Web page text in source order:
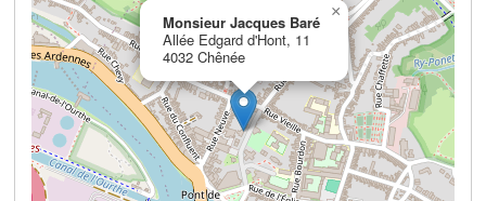
Monsieur Jacques Baré
Allée Edgard d'Hont, 11
4032 Chênée
×